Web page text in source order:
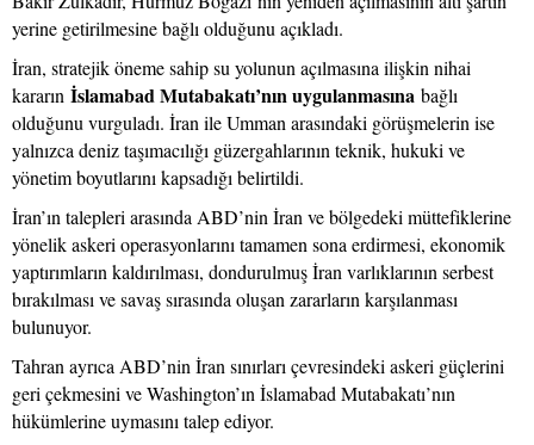
yerine getirilmesine bağlı olduğunu açıkladı.
İran, stratejik öneme sahip su yolunun açılmasına ilişkin nihai
kararın İslamabad Mutabakatı’nın uygulanmasına bağlı
olduğunu vurguladı. İran ile Umman arasındaki görüşmelerin ise
yalnızca deniz taşımacılığı güzergahlarının teknik, hukuki ve
yönetim boyutlarını kapsadığı belirtildi.
İran’ın talepleri arasında ABD’nin İran ve bölgedeki müttefiklerine
yönelik askeri operasyonlarını tamamen sona erdirmesi, ekonomik
yaptırımların kaldırılması, dondurulmuş İran varlıklarının serbest
bırakılması ve savaş sırasında oluşan zararların karşılanması
bulunuyor.
Tahran ayrıca ABD’nin İran sınırları çevresindeki askeri güçlerini
geri çekmesini ve Washington’ın İslamabad Mutabakatı’nın
hükümlerine uymasını talep ediyor.